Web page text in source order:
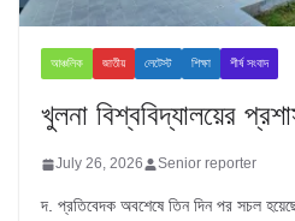
আঞ্চলিক জাতীয় লেটেস্ট শিক্ষা শীর্ষ সংবাদ
খুলনা বিশ্ববিদ্যালয়ের
July 26, 2026 Senior reporter
দ. প্রতিবেদক অবশেষে তিন দিন পর সচল